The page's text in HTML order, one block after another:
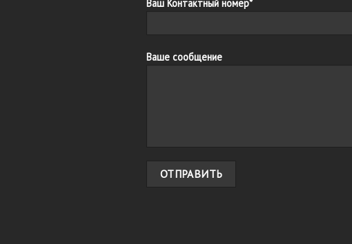
Ваш Контактный номер*
Ваше сообщение